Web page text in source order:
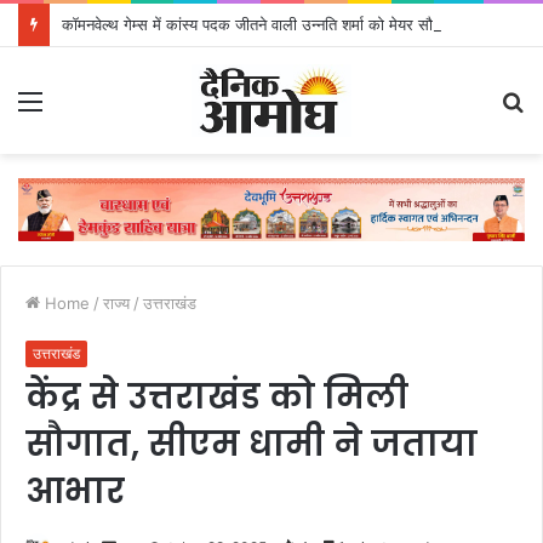
Home / राज्य / उत्तराखंड
उत्तराखंड
केंद्र से उत्तराखंड को मिली
सौगात, सीएम धामी ने जताया
आभार